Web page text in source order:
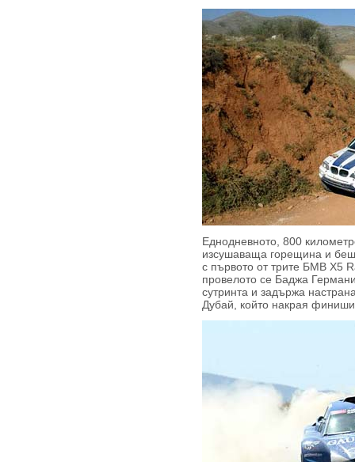
Еднодневното, 800
изсушаваща горещина и
с първото от трите БМВ X5
провелото се Баджа
сутринта и задържа
Дубай, който накрая